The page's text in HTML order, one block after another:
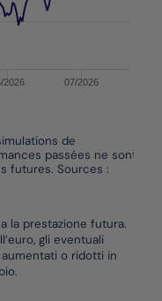
de
passées ne sont pas
futures. Sources :
2026 07/2026
la prestazione futura.
gli eventuali
o ridotti in